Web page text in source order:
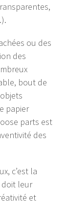
ou des
des
bout de
papier
parts est
des
c’est la
doit leur
et